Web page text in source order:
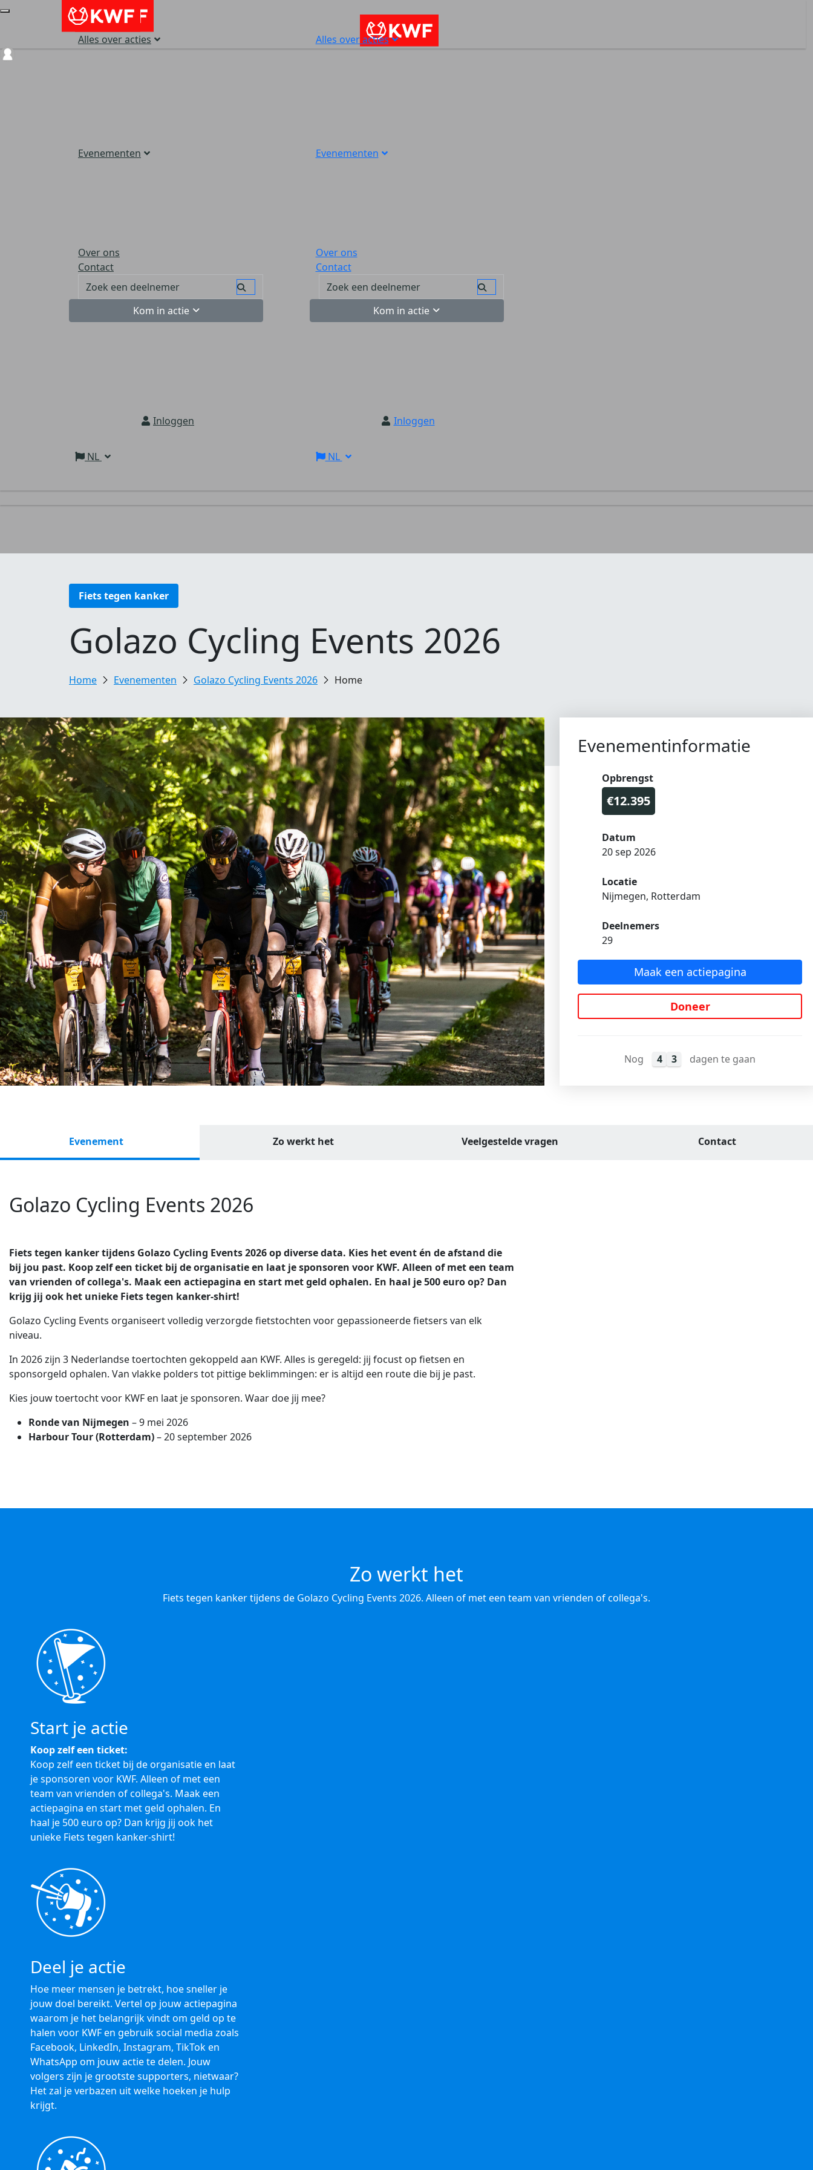
Alles over acties
Evenementen
Over ons
Contact
Kom in actie
Inloggen
NL
Alles over acties
Evenementen
Over ons
Contact
Kom in actie
Inloggen
NL
Fiets tegen kanker
Golazo Cycling Events 2026
Evenementen Golazo Cycling Events 2026 Home
Evenementinformatie
Opbrengst
€12.395
Datum
20 sep 2026
Locatie
Nijmegen, Rotterdam
Deelnemers
29
Maak een actiepagina
Doneer
Nog 4 3 dagen te gaan
Evenement Zo werkt het Veelgestelde vragen Contact
Golazo Cycling Events 2026
Fiets tegen kanker tijdens Golazo Cycling Events 2026 op diverse data. Kies het event én de afstand die
bij jou past. Koop zelf een ticket bij de organisatie en laat je sponsoren voor KWF. Alleen of met een team
van vrienden of collega's. Maak een actiepagina en start met geld ophalen. En haal je 500 euro op? Dan
krijg jij ook het unieke Fiets tegen kanker-shirt!
Golazo Cycling Events organiseert volledig verzorgde fietstochten voor gepassioneerde fietsers van elk
niveau.
In 2026 zijn 3 Nederlandse toertochten gekoppeld aan KWF. Alles is geregeld: jij focust op fietsen en
sponsorgeld ophalen. Van vlakke polders tot pittige beklimmingen: er is altijd een route die bij je past.
Kies jouw toertocht voor KWF en laat je sponsoren. Waar doe jij mee?
Ronde van Nijmegen – 9 mei 2026
Harbour Tour (Rotterdam)– 20 september 2026
Zo werkt het
Fiets tegen kanker tijdens de Golazo Cycling Events 2026. Alleen of met een team van vrienden of collega's.
Start je actie
Koop zelf een ticket:
Koop zelf een ticket bij de organisatie en laat
je sponsoren voor KWF. Alleen of met een
team van vrienden of collega's. Maak een
actiepagina en start met geld ophalen. En
haal je 500 euro op? Dan krijg jij ook het
unieke Fiets tegen kanker-shirt!
Deel je actie
Hoe meer mensen je betrekt, hoe sneller je
jouw doel bereikt. Vertel op jouw actiepagina
waarom je het belangrijk vindt om geld op te
halen voor KWF en gebruik social media zoals
Facebook, LinkedIn, Instagram, TikTok en
WhatsApp om jouw actie te delen. Jouw
volgers zijn je grootste supporters, nietwaar?
Het zal je verbazen uit welke hoeken je hulp
krijgt.